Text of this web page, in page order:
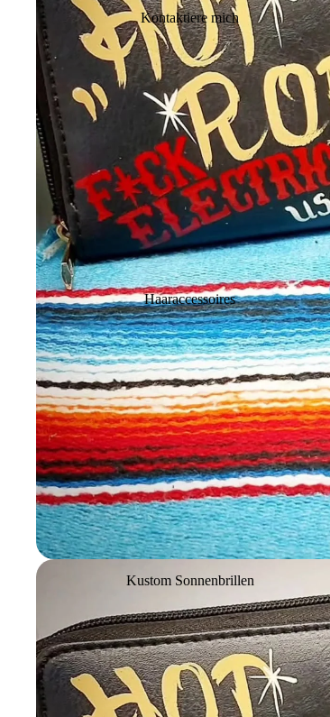
Kontaktiere mich
Haaraccessoires
Kustom Sonnenbrillen